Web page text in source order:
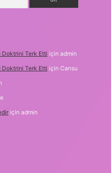
Doktrini Terk Etti için admin
Doktrini Terk Etti için Cansu
için admin